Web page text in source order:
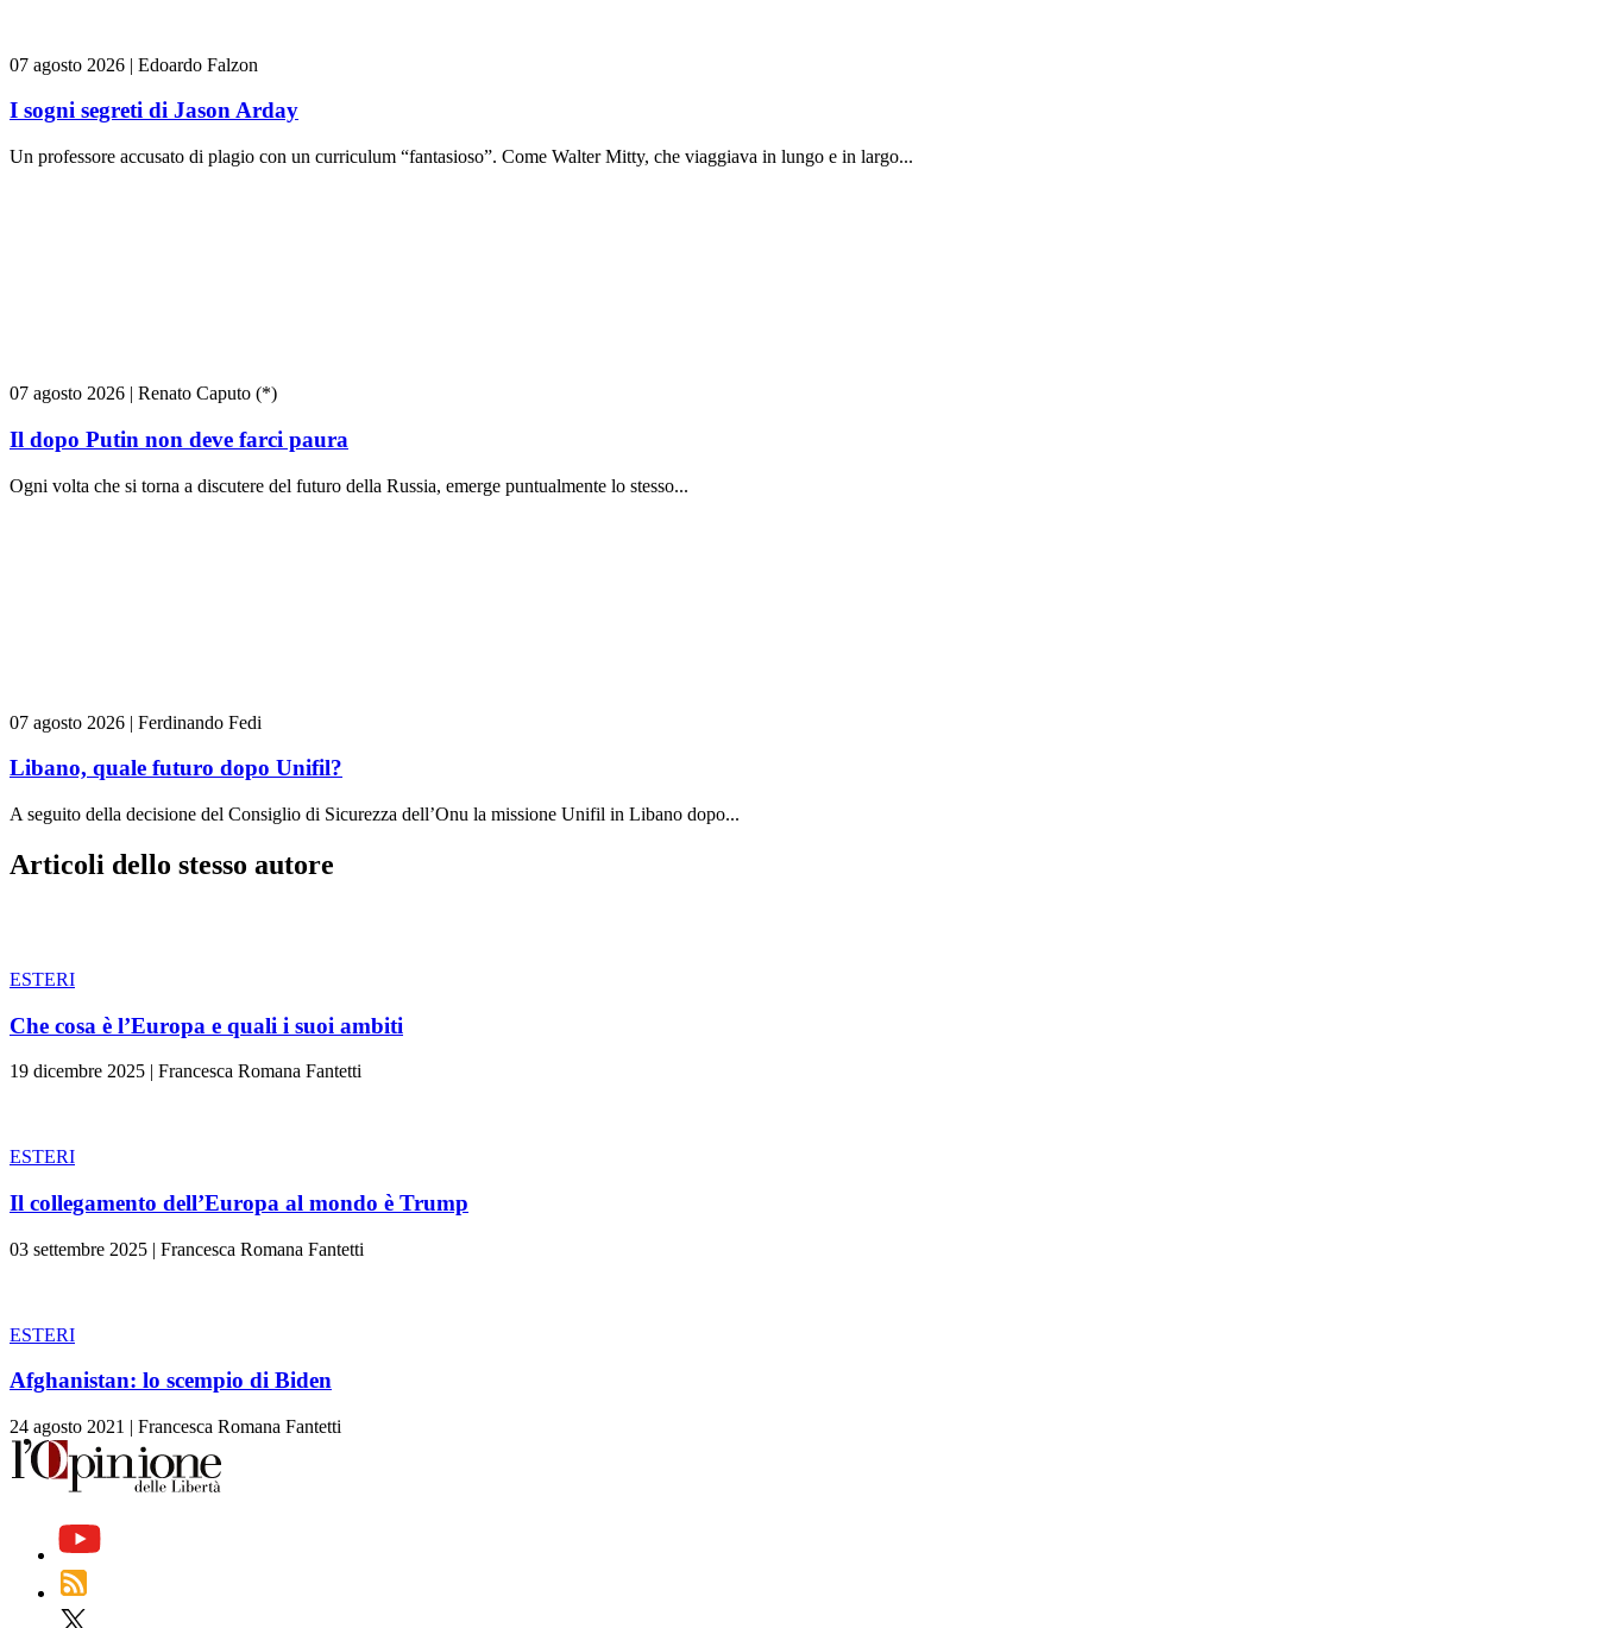
07 agosto 2026 | Edoardo Falzon
I sogni segreti di Jason Arday
Un professore accusato di plagio con un curriculum “fantasioso”. Come Walter Mitty, che viaggiava in lungo e in largo...
07 agosto 2026 | Renato Caputo (*)
Il dopo Putin non deve farci paura
Ogni volta che si torna a discutere del futuro della Russia, emerge puntualmente lo stesso...
07 agosto 2026 | Ferdinando Fedi
Libano, quale futuro dopo Unifil?
A seguito della decisione del Consiglio di Sicurezza dell’Onu la missione Unifil in Libano dopo...
Articoli dello stesso autore
ESTERI
Che cosa è l’Europa e quali i suoi ambiti
19 dicembre 2025 | Francesca Romana Fantetti
ESTERI
Il collegamento dell’Europa al mondo è Trump
03 settembre 2025 | Francesca Romana Fantetti
ESTERI
Afghanistan: lo scempio di Biden
24 agosto 2021 | Francesca Romana Fantetti